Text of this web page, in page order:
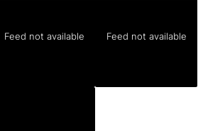
Feed not available Feed not available